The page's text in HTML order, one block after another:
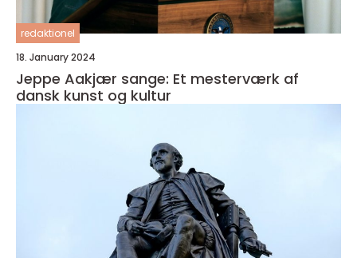
redaktionel
18. January 2024
Jeppe Aakjær sange: Et mesterværk af
dansk kunst og kultur